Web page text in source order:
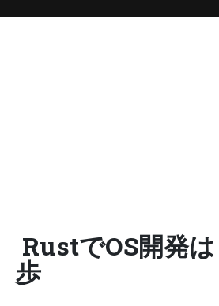
RustでOS開発
歩